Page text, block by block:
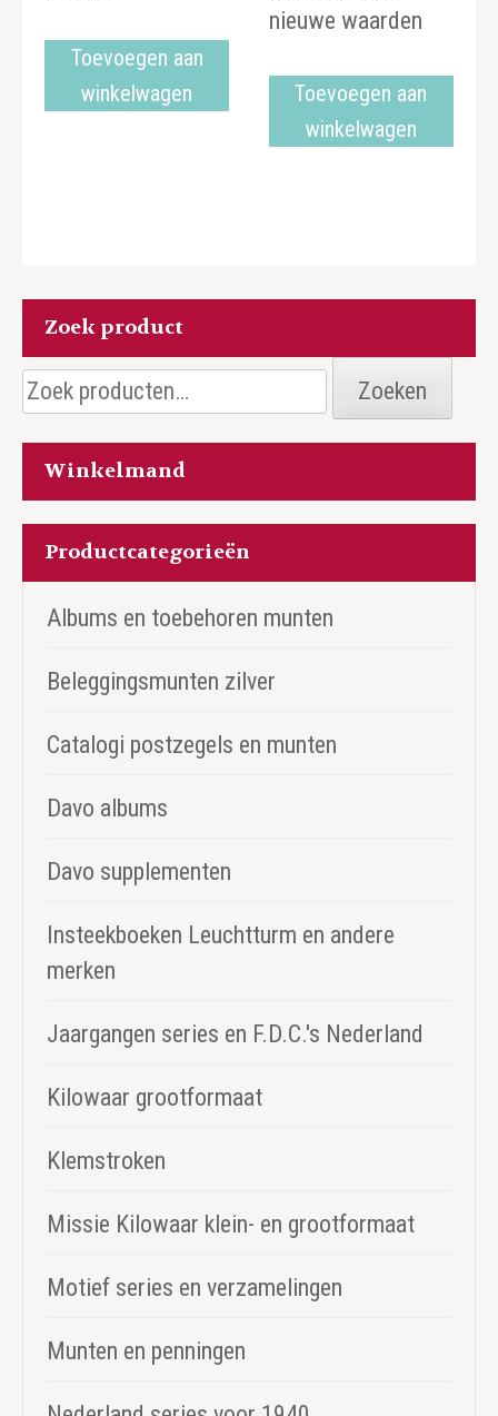
Toevoegen aan
winkelwagen
nieuwe waarden
Toevoegen aan
winkelwagen
Zoek product
Zoeken
naar:
Zoeken
Winkelmand
Productcategorieën
Albums en toebehoren munten
Beleggingsmunten zilver
Catalogi postzegels en munten
Davo albums
Davo supplementen
Insteekboeken Leuchtturm en andere
merken
Jaargangen series en F.D.C.'s Nederland
Kilowaar grootformaat
Klemstroken
Missie Kilowaar klein- en grootformaat
Motief series en verzamelingen
Munten en penningen